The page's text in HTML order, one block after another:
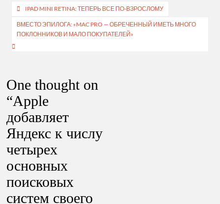
Навигация
по
записям
IPAD MINI RETINA: ТЕПЕРЬ ВСЕ ПО-ВЗРОСЛОМУ
ВМЕСТО ЭПИЛОГА: «MAC PRO — ОБРЕЧЕННЫЙ ИМЕТЬ МНОГО
ПОКЛОННИКОВ И МАЛО ПОКУПАТЕЛЕЙ»
One thought on
“Apple
добавляет
Яндекс к числу
четырех
основных
поисковых
систем своего